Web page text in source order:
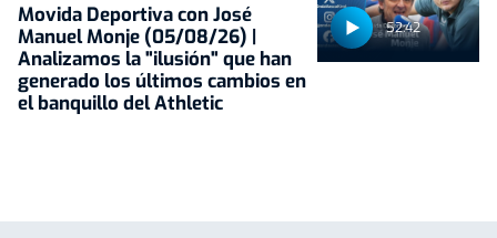
52:42
Movida Deportiva con José
Manuel Monje (05/08/26) |
Analizamos la "ilusión" que han
generado los últimos cambios en
el banquillo del Athletic